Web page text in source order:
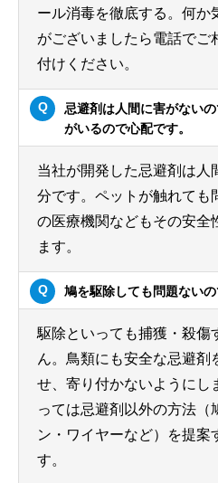
ール消毒を徹底する。何か
がございましたら電話でご
付けください。
忌避剤は人間に害がない
がいるので心配です。
当社が開発した忌避剤は人
分です。ペットが触れても
の医療機関などもその安全
ます。
鳩を駆除しても問題ない
駆除といっても捕獲・殺傷
ん。鳥類にも安全な忌避剤
せ、寄り付かないようにし
っては忌避剤以外の方法（
ン・ワイヤーなど）を提案
す。